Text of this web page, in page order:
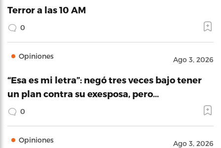
Terror a las 10 AM
0
Opiniones Ago 3, 2026
“Esa es mi letra”: negó tres veces bajo tener
un plan contra su exesposa, pero…
0
Opiniones Ago 3, 2026